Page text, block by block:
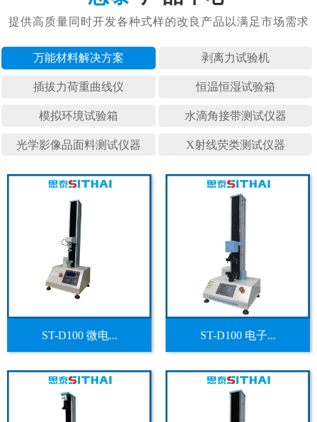
万能材料 剥离力试
插拔力荷 恒温恒湿
模拟环境 水滴角接
光学影像 X射线荧
ST-D100 微电... ST-D100 电子...